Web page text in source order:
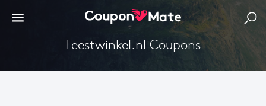
Feestwinkel.nl Coupons